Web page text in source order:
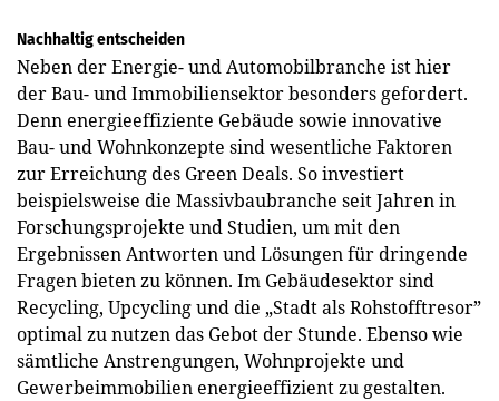
Nachhaltig entscheiden
Neben der Energie- und Automobilbranche ist hier
der Bau- und Immobiliensektor besonders gefordert.
Denn energieeffiziente Gebäude sowie innovative
Bau- und Wohnkonzepte sind wesentliche Faktoren
zur Erreichung des Green Deals. So investiert
beispielsweise die Massivbaubranche seit Jahren in
Forschungsprojekte und Studien, um mit den
Ergebnissen Antworten und Lösungen für dringende
Fragen bieten zu können. Im Gebäudesektor sind
Recycling, Upcycling und die „Stadt als Rohstofftresor”
optimal zu nutzen das Gebot der Stunde. Ebenso wie
sämtliche Anstrengungen, Wohnprojekte und
Gewerbeimmobilien energieeffizient zu gestalten.